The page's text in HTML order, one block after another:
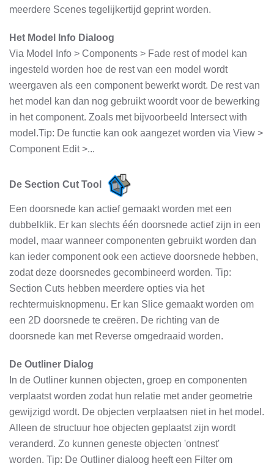
meerdere Scenes tegelijkertijd geprint worden.
Het Model Info Dialoog
Via Model Info > Components > Fade rest of model kan
ingesteld worden hoe de rest van een model wordt
weergaven als een component bewerkt wordt. De rest van
het model kan dan nog gebruikt woordt voor de bewerking
in het component. Zoals met bijvoorbeeld Intersect with
model.Tip: De functie kan ook aangezet worden via View >
Component Edit >...
De Section Cut Tool
Een doorsnede kan actief gemaakt worden met een
dubbelklik. Er kan slechts één doorsnede actief zijn in een
model, maar wanneer componenten gebruikt worden dan
kan ieder component ook een actieve doorsnede hebben,
zodat deze doorsnedes gecombineerd worden. Tip:
Section Cuts hebben meerdere opties via het
rechtermuisknopmenu. Er kan Slice gemaakt worden om
een 2D doorsnede te creëren. De richting van de
doorsnede kan met Reverse omgedraaid worden.
De Outliner Dialog
In de Outliner kunnen objecten, groep en componenten
verplaatst worden zodat hun relatie met ander geometrie
gewijzigd wordt. De objecten verplaatsen niet in het model.
Alleen de structuur hoe objecten geplaatst zijn wordt
veranderd. Zo kunnen geneste objecten 'ontnest'
worden. Tip: De Outliner dialoog heeft een Filter om